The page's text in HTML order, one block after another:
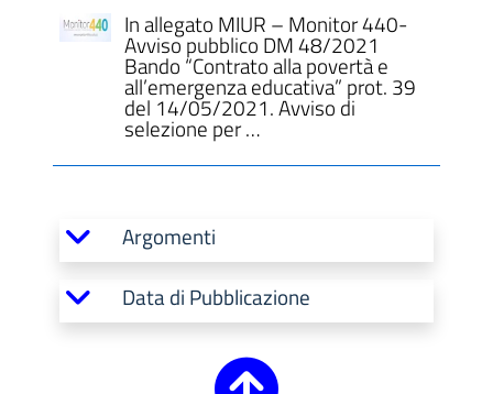
In allegato MIUR – Monitor 440-
Avviso pubblico DM 48/2021
Bando “Contrato alla povertà e
all’emergenza educativa” prot. 39
del 14/05/2021. Avviso di
selezione per …
Argomenti
Data di Pubblicazione